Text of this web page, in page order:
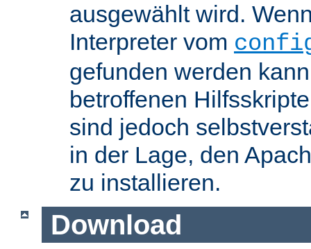
ausgewählt wird.
Interpreter vom
gefunden werden
betroffenen
sind jedoch
in der Lage, den
zu installieren.
Download